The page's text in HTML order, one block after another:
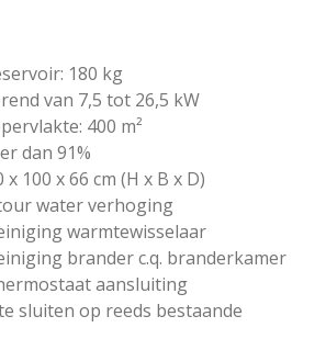
180 kg
van 7,5 tot 26,5 kW
400 m²
dan 91%
100 x 66 cm (H x B x D)
water verhoging
warmtewisselaar
brander c.q. branderkamer
aansluiting
sluiten op reeds bestaande